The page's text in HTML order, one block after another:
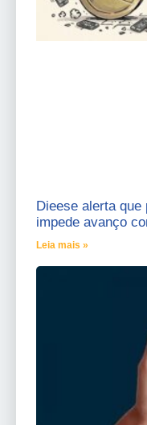
Dieese alerta
impede avanço
Leia mais »